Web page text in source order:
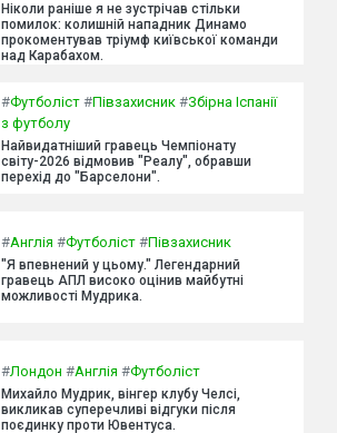
Ніколи раніше я не зустрічав стільки
помилок: колишній нападник Динамо
прокоментував тріумф київської команди
над Карабахом.
#Футболіст #Півзахисник #Збірна Іспанії
з футболу
Найвидатніший гравець Чемпіонату
світу-2026 відмовив "Реалу", обравши
перехід до "Барселони".
#Англія #Футболіст #Півзахисник
"Я впевнений у цьому." Легендарний
гравець АПЛ високо оцінив майбутні
можливості Мудрика.
#Лондон #Англія #Футболіст
Михайло Мудрик, вінгер клубу Челсі,
викликав суперечливі відгуки після
поєдинку проти Ювентуса.